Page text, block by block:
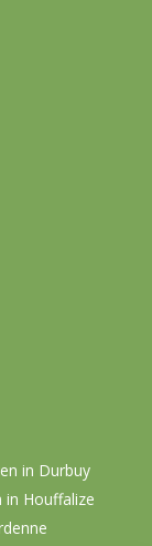
in Durbuy
in Houffalize